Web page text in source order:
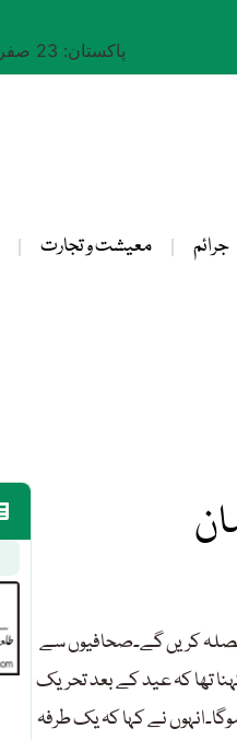
پاکستان: 23 صفر 1448
جرائم معیشت و تجارت
کریں گے۔صحافیوں سے
تھا کہ عید کے بعد تحریک
نے کہا کہ یک طرفہ